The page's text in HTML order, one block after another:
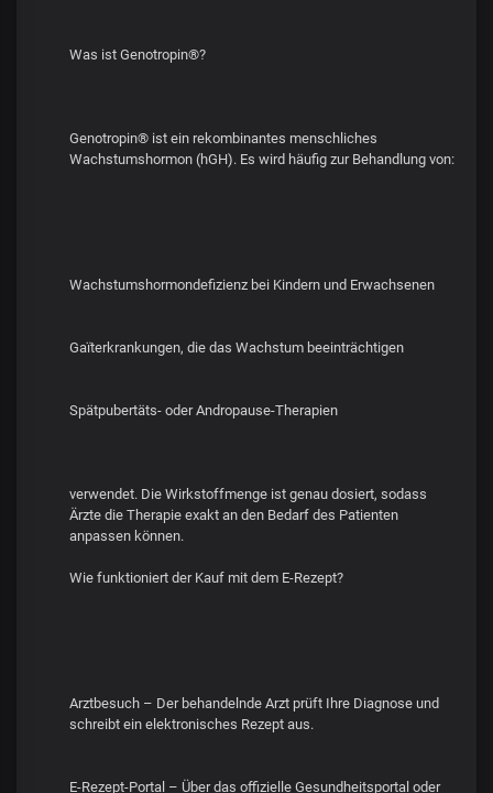
Was ist Genotropin®?
Genotropin® ist ein rekombinantes menschliches
Wachstumshormon (hGH). Es wird häufig zur Behandlung von:
Wachstumshormondefizienz bei Kindern und Erwachsenen
Gaïterkrankungen, die das Wachstum beeinträchtigen
Spätpubertäts- oder Andropause-Therapien
verwendet. Die Wirkstoffmenge ist genau dosiert, sodass
Ärzte die Therapie exakt an den Bedarf des Patienten
anpassen können.
Wie funktioniert der Kauf mit dem E-Rezept?
Arztbesuch – Der behandelnde Arzt prüft Ihre Diagnose und
schreibt ein elektronisches Rezept aus.
E-Rezept-Portal – Über das offizielle Gesundheitsportal oder